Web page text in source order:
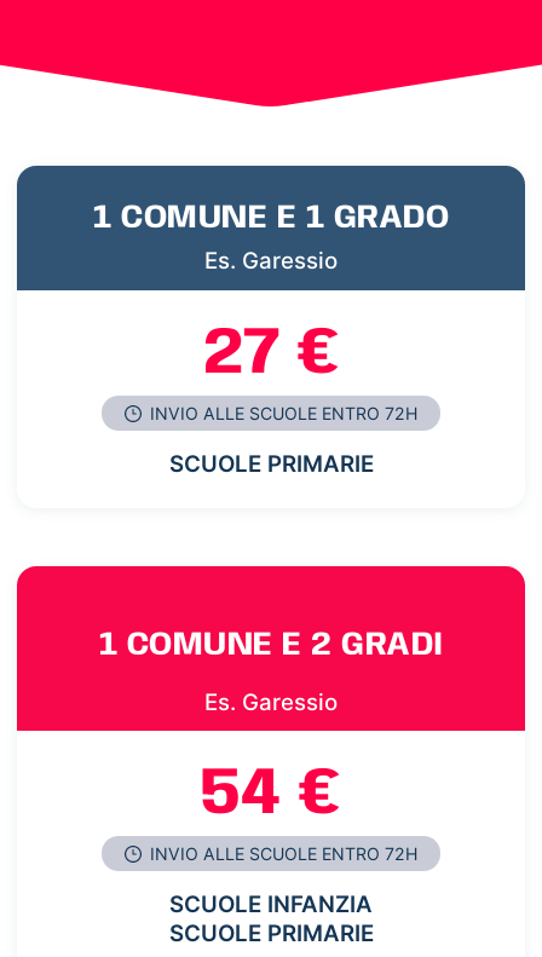
1 COMUNE E 1 GRADO
Es. Garessio
27 €
INVIO ALLE SCUOLE ENTRO 72H
SCUOLE PRIMARIE
1 COMUNE E 2 GRADI
Es. Garessio
54 €
INVIO ALLE SCUOLE ENTRO 72H
SCUOLE INFANZIA
SCUOLE PRIMARIE